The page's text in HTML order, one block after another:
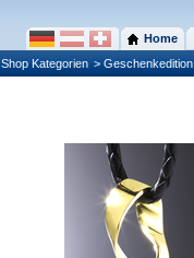
Home
Shop Kategorien > Geschenkedition